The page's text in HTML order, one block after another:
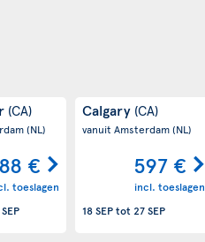
(CA)
(NL)
€
toeslagen
Calgary (CA)
vanuit Amsterdam(NL)
597 €
incl. toeslagen
18 SEPtot 27 SEP